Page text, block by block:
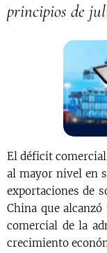
principios de
El déficit
al mayor nivel en
exportaciones de
China que
comercial de la
crecimiento